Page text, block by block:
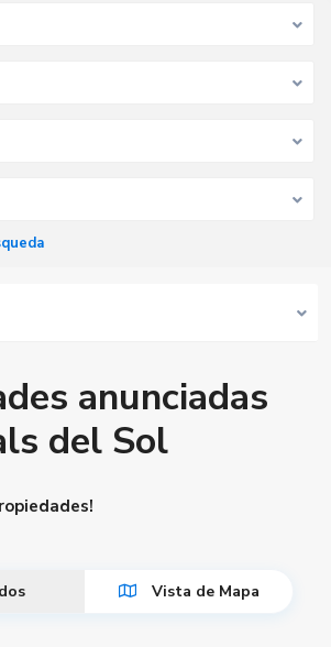
anunciadas
del Sol
Vista de Mapa